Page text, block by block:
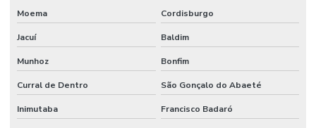
Moema Cordisburgo
Jacuí Baldim
Munhoz Bonfim
Curral de Dentro São Gonçalo do Abaeté
Inimutaba Francisco Badaró